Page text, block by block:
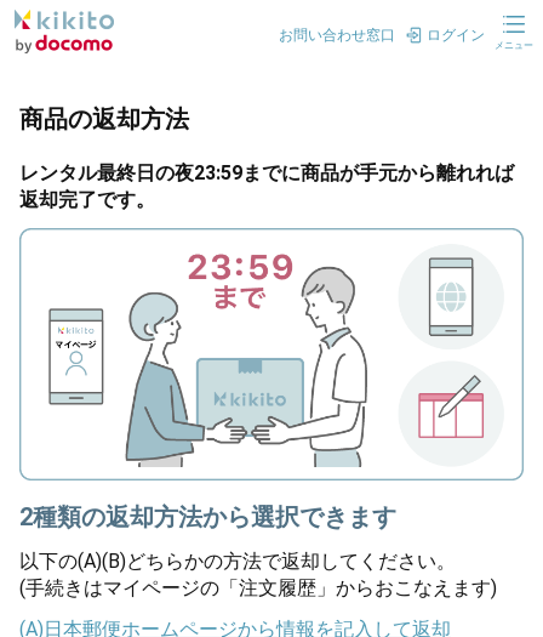
お問い合わせ窓口 ログイン
メニュー
商品の返却方法
レンタル最終日の夜23:59までに商品が手元から離れれば
返却完了です。
2種類の返却方法から選択できます
以下の(A)(B)どちらかの方法で返却してください。
(手続きはマイページの「注文履歴」からおこなえます)
(A)日本郵便ホームページから情報を記入して返却